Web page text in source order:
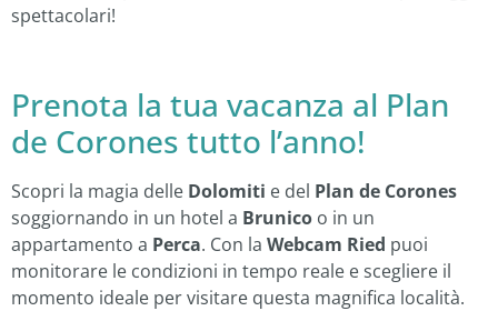
spettacolari!
Prenota la tua vacanza al Plan
de Corones tutto l’anno!
Scopri la magia delle Dolomiti e del Plan de Corones
soggiornando in un hotel a Brunico o in un
appartamento a Perca. Con la Webcam Ried puoi
monitorare le condizioni in tempo reale e scegliere il
momento ideale per visitare questa magnifica località.